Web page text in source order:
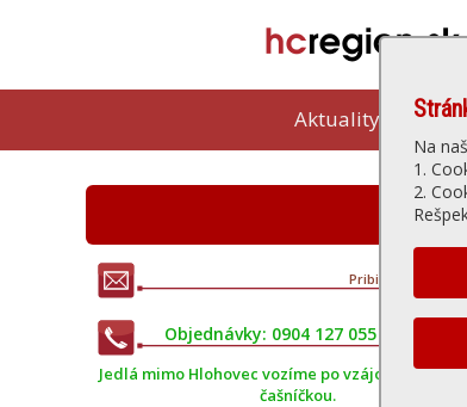
Aktuality
Na
1.
2.
Pribinova 17,
• Tel.: 0904
Objednávky: 0904 127 055 • 0944 154
Jedlá mimo Hlohovec vozíme po vzájomnej
čašníčkou.